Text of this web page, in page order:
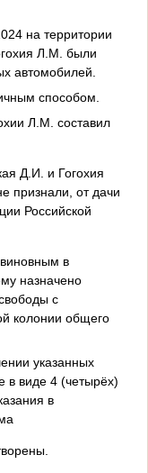
на территории
Л.М. были
автомобилей.
способом.
Л.М. составил
Д.И. и Гогохия
признали, от дачи
Российской
в
назначено
с
колонии общего
указанных
в виде 4 (четырёх)
в